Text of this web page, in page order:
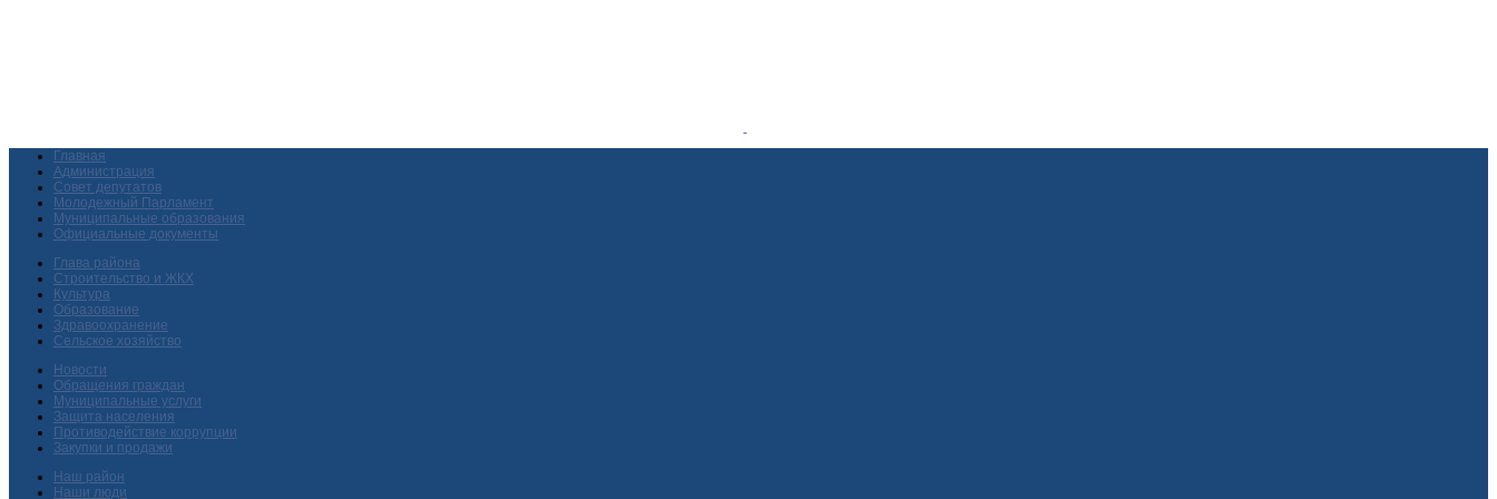
Главная
Администрация
Совет депутатов
Молодежный Парламент
Муниципальные образования
Официальные документы
Глава района
Строительство и ЖКХ
Культура
Образование
Здравоохранение
Сельское хозяйство
Новости
Обращения граждан
Муниципальные услуги
Защита населения
Противодействие коррупции
Закупки и продажи
Наш район
Наши люди